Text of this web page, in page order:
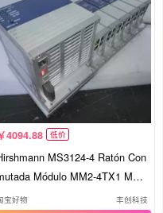
4094.88 低价
MS3124-4 Ratón Con
Módulo MM2-4TX1 Medi
宝好物 丰创科技